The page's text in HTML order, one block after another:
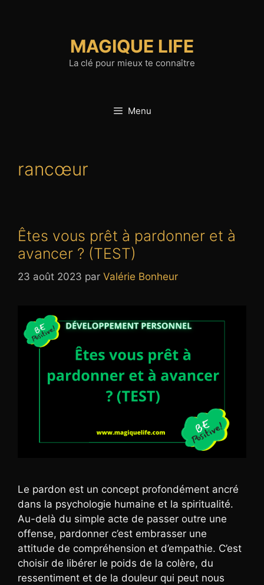
MAGIQUE LIFE
La clé pour mieux te connaître
Menu
rancœur
Êtes vous prêt à pardonner et à
avancer ? (TEST)
23 août 2023 par Valérie Bonheur
Le pardon est un concept profondément ancré
dans la psychologie humaine et la spiritualité.
Au-delà du simple acte de passer outre une
offense, pardonner c’est embrasser une
attitude de compréhension et d’empathie. C’est
choisir de libérer le poids de la colère, du
ressentiment et de la douleur qui peut nous